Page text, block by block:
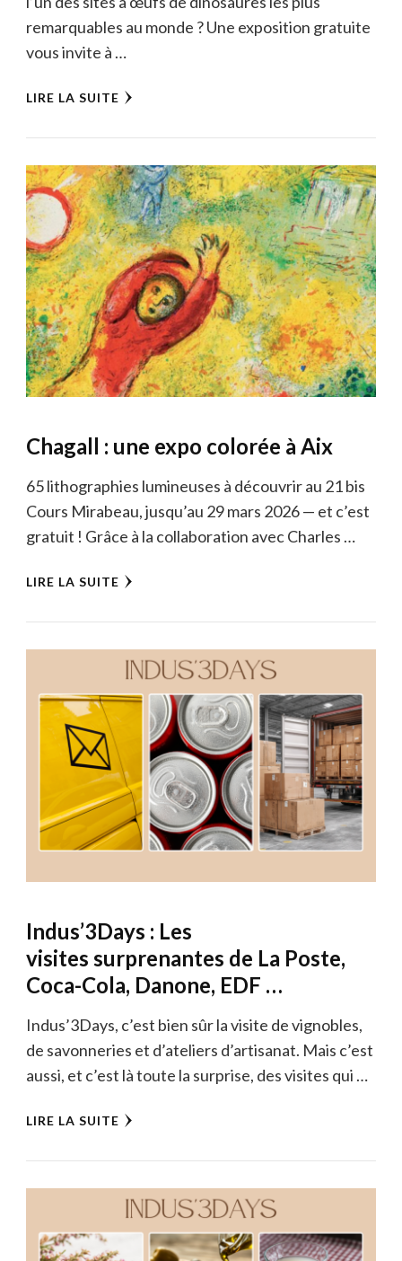
remarquables au monde ? Une exposition gratuite
vous invite à …
LIRE LA SUITE
Chagall : une expo colorée à Aix
65 lithographies lumineuses à découvrir au 21 bis
Cours Mirabeau, jusqu’au 29 mars 2026 — et c’est
gratuit ! Grâce à la collaboration avec Charles …
LIRE LA SUITE
Indus’3Days : Les
visites surprenantes de La Poste,
Coca-Cola, Danone, EDF …
Indus’3Days, c’est bien sûr la visite de vignobles,
de savonneries et d’ateliers d’artisanat. Mais c’est
aussi, et c’est là toute la surprise, des visites qui …
LIRE LA SUITE